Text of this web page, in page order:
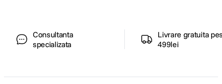
Consultanta
specializata
Livrare gratuita
499lei